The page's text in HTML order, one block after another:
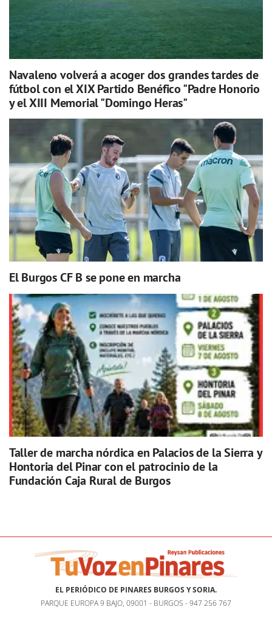
Navaleno volverá a acoger dos grandes tardes de
fútbol con el XIX Partido Benéfico "Padre Honorio
y el XIII Memorial "Domingo Heras"
El Burgos CF B se pone en marcha
Taller de marcha nórdica en Palacios de la Sierra y
Hontoria del Pinar con el patrocinio de la
Fundación Caja Rural de Burgos
EL PERIÓDICO DE PINARES BURGOS Y SORIA.
PARQUE EUROPA 9 BAJO, 09001 - BURGOS - 947 256 767